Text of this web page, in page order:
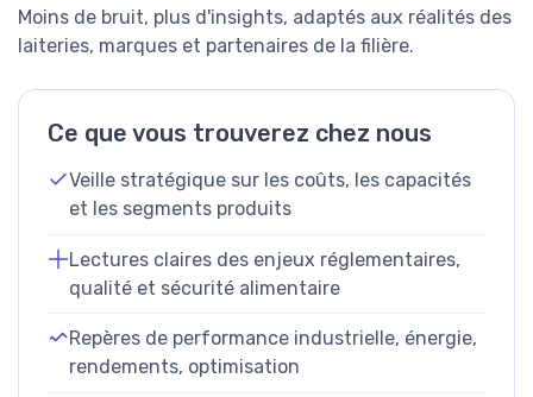
Moins de bruit, plus d'insights, adaptés aux réalités des
laiteries, marques et partenaires de la filière.
Ce que vous trouverez chez nous
Veille stratégique sur les coûts, les capacités
et les segments produits
Lectures claires des enjeux réglementaires,
qualité et sécurité alimentaire
Repères de performance industrielle, énergie,
rendements, optimisation